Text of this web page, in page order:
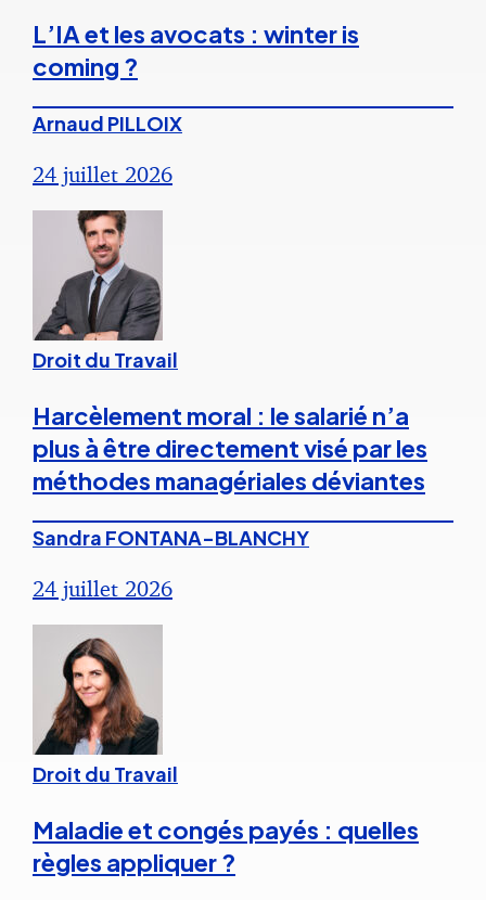
L’IA et les avocats : winter is
coming ?
Arnaud PILLOIX
24 juillet 2026
Droit du Travail
Harcèlement moral : le salarié n’a
plus à être directement visé par les
méthodes managériales déviantes
Sandra FONTANA-BLANCHY
24 juillet 2026
Droit du Travail
Maladie et congés payés : quelles
règles appliquer ?